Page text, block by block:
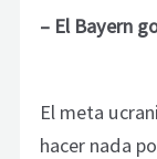
– El Bayern
El meta
hacer nada